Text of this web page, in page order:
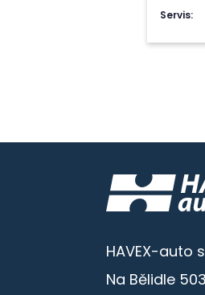
Servis:
HAVEX-auto
Na Bělidle 503